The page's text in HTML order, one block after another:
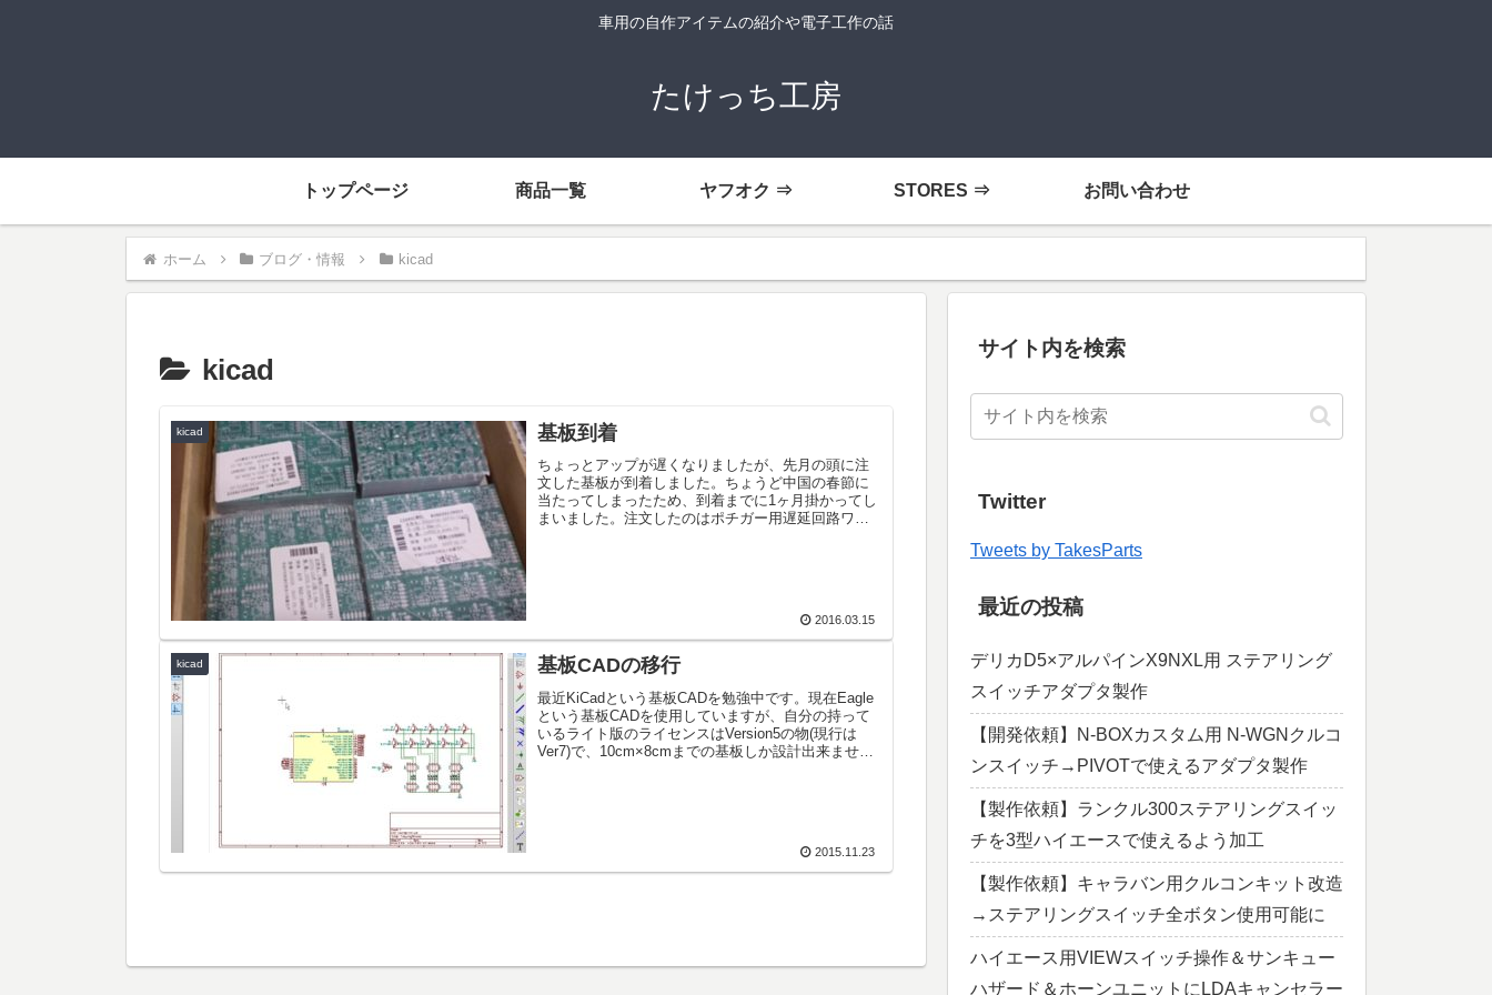
車用の自作アイテムの紹介や電子工作の話
たけっち工房
トップページ 商品一覧 ヤフオク ⇒ STORES ⇒ お問い合わせ
ホーム ブログ・情報 kicad
kicad
kicad 基板到着
ちょっとアップが遅くなりましたが、先月の頭に注
文した基板が到着しました。ちょうど中国の春節に
当たってしまったため、到着までに1ヶ月掛かってし
まいました。注文したのはポチガー用遅延回路ワン
2016.03.15
kicad 基板CADの移行
最近KiCadという基板CADを勉強中です。現在Eagle
という基板CADを使用していますが、自分の持って
いるライト版のライセンスはVersion5の物(現行は
Ver7)で、10cm×8cmまでの基板しか設計出来ませ
2015.11.23
サイト内を検索
Twitter
Tweets by TakesParts
最近の投稿
デリカD5×アルパインX9NXL用 ステアリング
スイッチアダプタ製作
【開発依頼】N-BOXカスタム用 N-WGNクルコ
ンスイッチ→PIVOTで使えるアダプタ製作
【製作依頼】ランクル300ステアリングスイッ
チを3型ハイエースで使えるよう加工
【製作依頼】キャラバン用クルコンキット改造
→ステアリングスイッチ全ボタン使用可能に
ハイエース用VIEWスイッチ操作＆サンキュー
ハザード＆ホーンユニットにLDAキャンセラー